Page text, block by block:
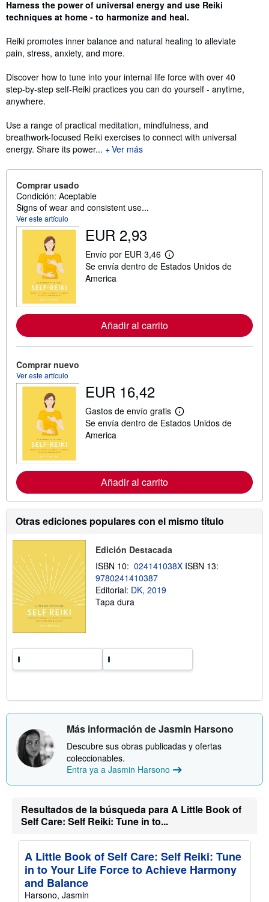
Sinopsis
Harness the power of universal energy and use Reiki
techniques at home - to harmonize and heal.
Reiki promotes inner balance and natural healing to alleviate
pain, stress, anxiety, and more.
Discover how to tune into your internal life force with over 40
step-by-step self-Reiki practices you can do yourself - anytime,
anywhere.
Use a range of practical meditation, mindfulness, and
breathwork-focused Reiki exercises to connect with universal
energy. Share its power...
Ver más
Comprar usado
Condición: Aceptable
Signs of wear and consistent use...
Ver este artículo
EUR 2,93
Envío por EUR 3,46
M
á
o
a
c
r
e
l
f
a
s
d
n
v
í
Se envía dentro de Estados Unidos de
America
Añadir al carrito
Comprar nuevo
Ver este artículo
EUR 16,42
Gastos de envío gratis
M
á
o
a
ó
r
f
n
v
o
Se envía dentro de Estados Unidos de
America
Añadir al carrito
Otras ediciones populares con el mismo título
Edición Destacada
ISBN 10: 024141038X ISBN 13:
9780241410387
Editorial: DK, 2019
Tapa dura
Más información de Jasmin Harsono
Descubre sus obras publicadas y ofertas
coleccionables.
Entra ya a Jasmin Harsono
Resultados de la búsqueda para A Little Book of
Self Care: Self Reiki: Tune in to...
A Little Book of Self Care: Self Reiki: Tune
in to Your Life Force to Achieve Harmony
and Balance
Harsono, Jasmin